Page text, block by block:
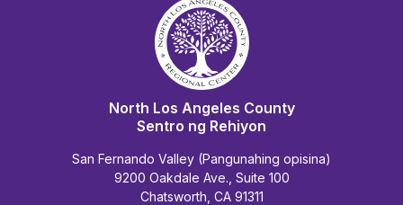
North Los Angeles County
Sentro ng Rehiyon
San Fernando Valley (Pangunahing opisina)
9200 Oakdale Ave., Suite 100
Chatsworth, CA 91311